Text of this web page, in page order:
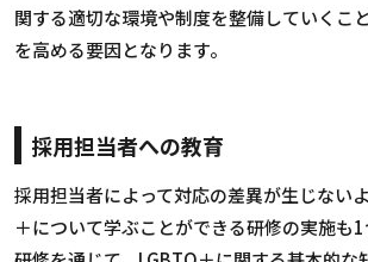
関する適切な環境や制度を整備していくこ
を高める要因となります。
採用担当者への教育
採用担当者によって対応の差異が生じない
＋について学ぶことができる研修の実施も1